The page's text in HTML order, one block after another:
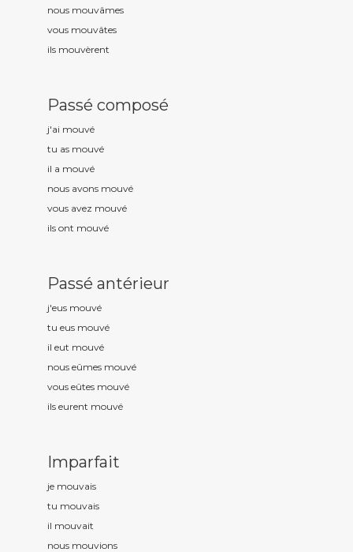
nous mouvâmes
vous mouvâtes
ils mouvèrent
Passé composé
j'ai mouvé
tu as mouvé
il a mouvé
nous avons mouvé
vous avez mouvé
ils ont mouvé
Passé antérieur
j'eus mouvé
tu eus mouvé
il eut mouvé
nous eûmes mouvé
vous eûtes mouvé
ils eurent mouvé
Imparfait
je mouvais
tu mouvais
il mouvait
nous mouvions